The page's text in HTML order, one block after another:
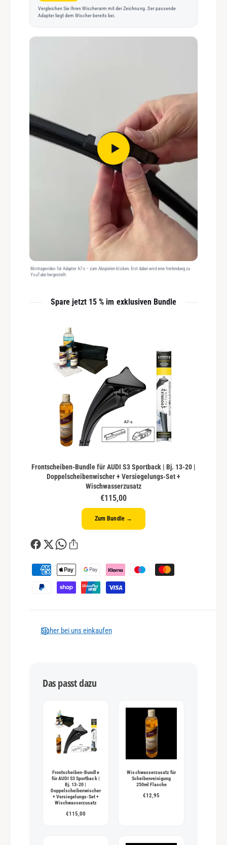
Vergleichen Sie Ihren Wischerarm mit der Zeichnung. Der passende
Adapter liegt dem Wischer bereits bei.
Montagevideo für Adapter A7-s – zum Abspielen klicken. Erst dabei wird eine Verbindung zu
YouTube hergestellt.
Spare jetzt 15 % im exklusiven Bundle
Frontscheiben-Bundle für AUDI S3 Sportback | Bj. 13-20 |
Doppelscheibenwischer + Versiegelungs-Set +
Wischwasserzusatz
€115,00
Zum Bundle →
Z
a
Sicher bei uns einkaufen
Das passt dazu
Frontscheiben-Bundle
für AUDI S3 Sportback |
Bj. 13-20 |
Doppelscheibenwischer
+ Versiegelungs-Set +
Wischwasserzusatz
€115,00
Wischwasserzusatz für
Scheibenreinigung
250ml Flasche
€12,95